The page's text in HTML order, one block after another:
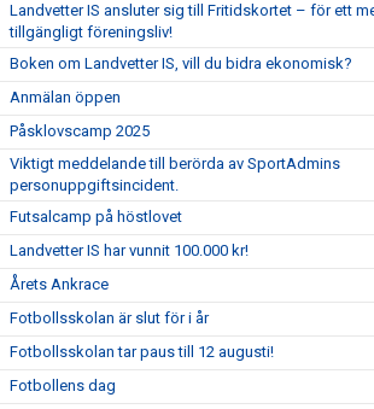
Landvetter IS ansluter sig till Fritidskortet – för ett
tillgängligt föreningsliv!
Boken om Landvetter IS, vill du bidra ekonomisk?
Anmälan öppen
Påsklovscamp 2025
Viktigt meddelande till berörda av SportAdmins
personuppgiftsincident.
Futsalcamp på höstlovet
Landvetter IS har vunnit 100.000 kr!
Årets Ankrace
Fotbollsskolan är slut för i år
Fotbollsskolan tar paus till 12 augusti!
Fotbollens dag